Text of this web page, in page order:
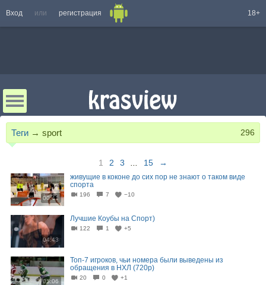
Вход или регистрация 18+
Теги → sport 296
1 2 3 15 →
00:41
живущие в коконе до сих пор не знают о таком виде
спорта
196 7 −10
04:43
Лучшие Коубы на Спорт)
122 1 +5
05:06
Топ-7 игроков, чьи номера были выведены из
обращения в НХЛ (720p)
20 0 +1